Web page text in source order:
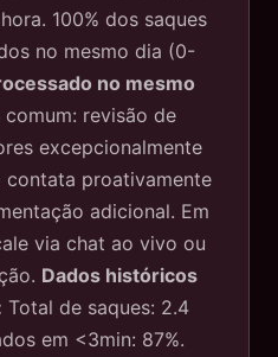
100% dos saques
no mesmo dia (0-
no mesmo
revisão de
excepcionalmente
contata proativamente
adicional. Em
via chat ao vivo ou
Dados históricos
Total de saques: 2.4
em <3min: 87%.